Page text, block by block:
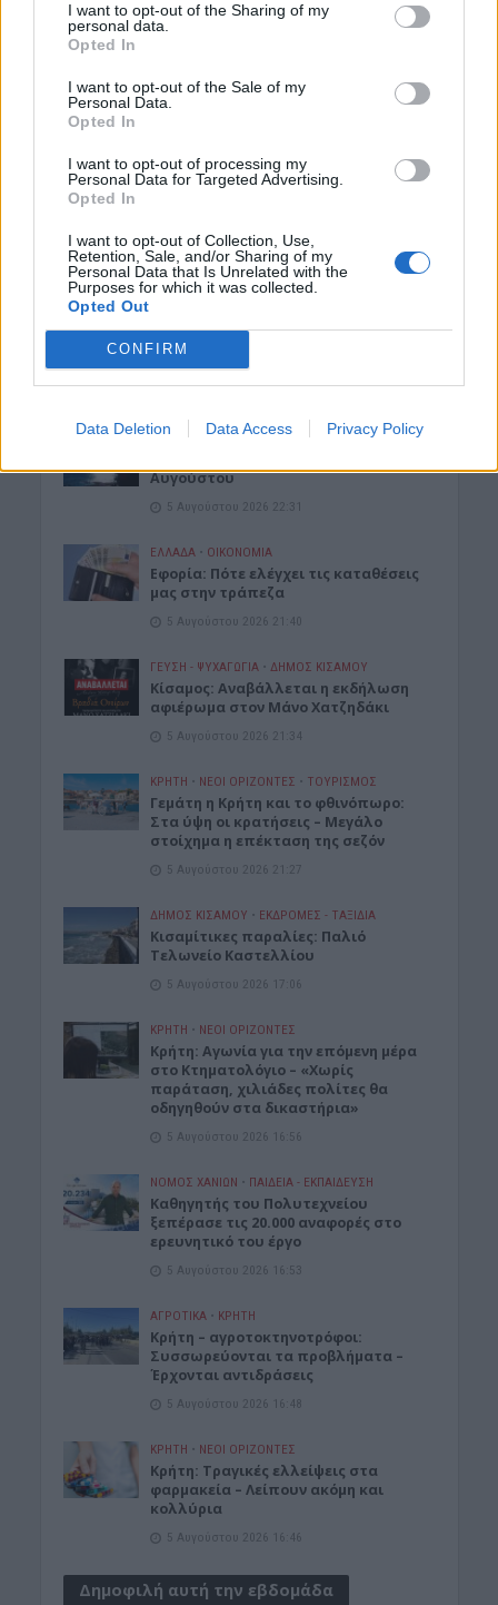
I want to opt-out of the Sharing of my
personal data.
Opted In
I want to opt-out of the Sale of my
Personal Data.
Opted In
I want to opt-out of processing my
Personal Data for Targeted Advertising.
Opted In
I want to opt-out of Collection, Use,
Retention, Sale, and/or Sharing of my
Personal Data that Is Unrelated with the
Purposes for which it was collected.
Opted Out
CONFIRM
Data Deletion Data Access Privacy Policy
6 Αυγούστου 2026 08:03
Conference League: Μέτρια εμφάνιση
και η πρόκριση θα κριθεί στη Σόφια
ΑΓΡΟΤΙΚΑ
ξηρασία
5 Αυγούστου 2026 23:03
Κίσαμος: Εκδήλωση για τη μάχη του
ΕΛΑΣ στο Κατσοματάδο
ΚΡΗΤΗ
Αυγούστου
5 Αυγούστου 2026 22:31
ΕΛΛΑΔΑ • ΟΙΚΟΝΟΜΙΑ
Εφορία: Πότε ελέγχει τις καταθέσεις
μας στην τράπεζα
5 Αυγούστου 2026 21:40
ΓΕΎΣΗ - ΨΥΧΑΓΩΓΊΑ • ΔΉΜΟΣ ΚΙΣΆΜΟΥ
Κίσαμος: Αναβάλλεται η εκδήλωση
αφιέρωμα στον Μάνο Χατζηδάκι
5 Αυγούστου 2026 21:34
ΚΡΗΤΗ • ΝΕΟΙ ΟΡΙΖΟΝΤΕΣ • ΤΟΥΡΙΣΜΟΣ
Γεμάτη η Κρήτη και το φθινόπωρο:
Στα ύψη οι κρατήσεις – Μεγάλο
στοίχημα η επέκταση της σεζόν
5 Αυγούστου 2026 21:27
ΔΉΜΟΣ ΚΙΣΆΜΟΥ • ΕΚΔΡΟΜΈΣ - ΤΑΞΊΔΙΑ
Kισαμίτικες παραλίες: Παλιό
Τελωνείο Καστελλίου
5 Αυγούστου 2026 17:06
ΚΡΗΤΗ • ΝΕΟΙ ΟΡΙΖΟΝΤΕΣ
Kρήτη: Αγωνία για την επόμενη μέρα
στο Κτηματολόγιο – «Χωρίς
παράταση, χιλιάδες πολίτες θα
οδηγηθούν στα δικαστήρια»
5 Αυγούστου 2026 16:56
ΝΟΜΌΣ ΧΑΝΊΩΝ • ΠΑΙΔΕΙΑ - ΕΚΠΑΙΔΕΥΣΗ
Καθηγητής του Πολυτεχνείου
ξεπέρασε τις 20.000 αναφορές στο
ερευνητικό του έργο
5 Αυγούστου 2026 16:53
ΑΓΡΟΤΙΚΑ • ΚΡΗΤΗ
Κρήτη – αγροτοκτηνοτρόφοι:
Συσσωρεύονται τα προβλήματα –
Έρχονται αντιδράσεις
5 Αυγούστου 2026 16:48
ΚΡΗΤΗ • ΝΕΟΙ ΟΡΙΖΟΝΤΕΣ
Κρήτη: Τραγικές ελλείψεις στα
φαρμακεία – Λείπουν ακόμη και
κολλύρια
5 Αυγούστου 2026 16:46
Δημοφιλή αυτή την εβδομάδα